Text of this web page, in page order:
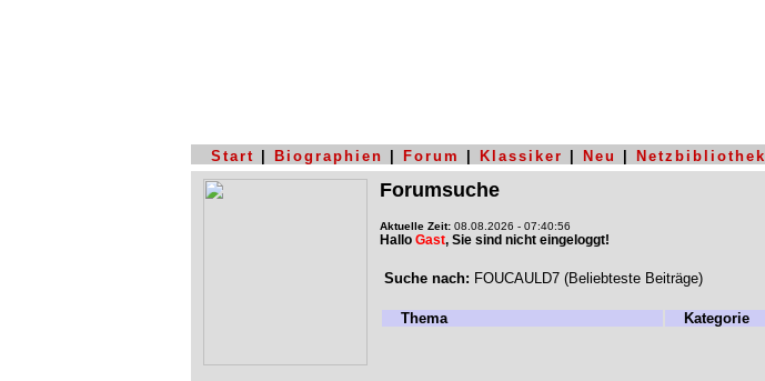
Start Biographien Forum Klassiker Neu Netzbibliothek
Forumsuche
Aktuelle Zeit: 08.08.2026 - 07:40:56
Hallo Gast, Sie sind nicht eingeloggt!
Suche nach: FOUCAULD7 (Beliebteste Beiträge)
Thema Kategorie